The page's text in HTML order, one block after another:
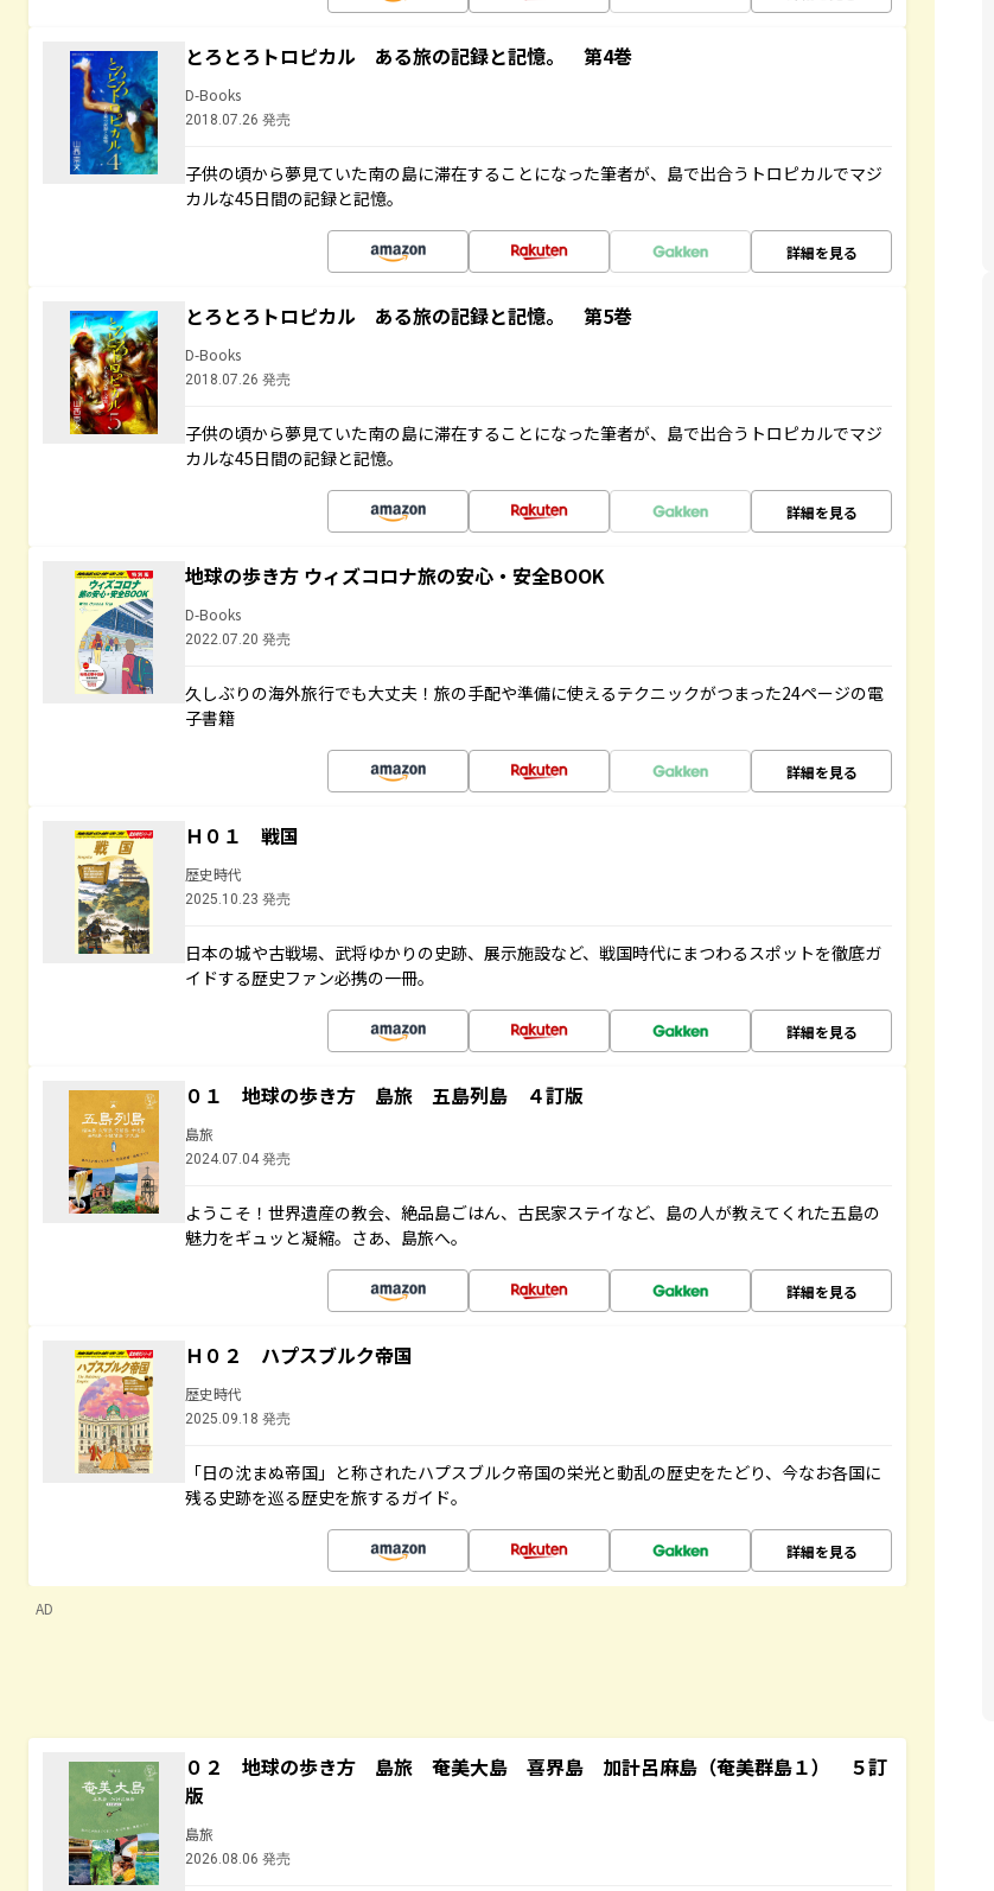
とろとろトロピカル ある旅の記録と記憶。 第4巻
D-Books
2018.07.26 発売
子供の頃から夢見ていた南の島に滞在することになった筆者が、島で出合うトロピカルでマジ
カルな45日間の記録と記憶。
詳細を見る
とろとろトロピカル ある旅の記録と記憶。 第5巻
D-Books
2018.07.26 発売
子供の頃から夢見ていた南の島に滞在することになった筆者が、島で出合うトロピカルでマジ
カルな45日間の記録と記憶。
詳細を見る
地球の歩き方 ウィズコロナ旅の安心・安全BOOK
D-Books
2022.07.20 発売
久しぶりの海外旅行でも大丈夫！旅の手配や準備に使えるテクニックがつまった24ページの電
子書籍
詳細を見る
Ｈ０１ 戦国
歴史時代
2025.10.23 発売
日本の城や古戦場、武将ゆかりの史跡、展示施設など、戦国時代にまつわるスポットを徹底ガ
イドする歴史ファン必携の一冊。
詳細を見る
０１ 地球の歩き方 島旅 五島列島 ４訂版
島旅
2024.07.04 発売
ようこそ！世界遺産の教会、絶品島ごはん、古民家ステイなど、島の人が教えてくれた五島の
魅力をギュッと凝縮。さあ、島旅へ。
詳細を見る
Ｈ０２ ハプスブルク帝国
歴史時代
2025.09.18 発売
「日の沈まぬ帝国」と称されたハプスブルク帝国の栄光と動乱の歴史をたどり、今なお各国に
残る史跡を巡る歴史を旅するガイド。
詳細を見る
AD
０２ 地球の歩き方 島旅 奄美大島 喜界島 加計呂麻島（奄美群島１） ５訂
版
島旅
2026.08.06 発売